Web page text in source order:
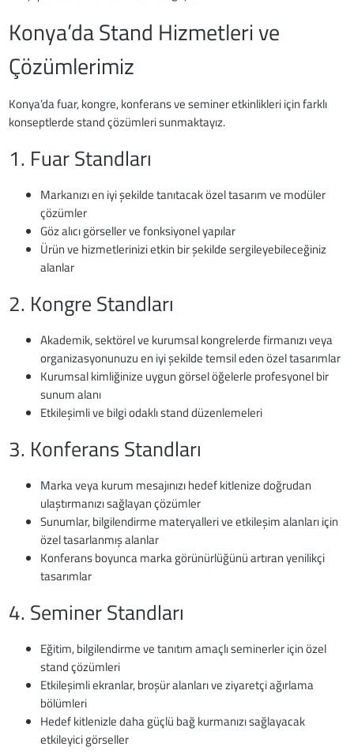
Konya’da Stand Hizmetleri ve
Çözümlerimiz
Konya’da fuar, kongre, konferans ve seminer etkinlikleri için farklı
konseptlerde stand çözümleri sunmaktayız.
1. Fuar Standları
Markanızı en iyi şekilde tanıtacak özel tasarım ve modüler
çözümler
Göz alıcı görseller ve fonksiyonel yapılar
Ürün ve hizmetlerinizi etkin bir şekilde sergileyebileceğiniz
alanlar
2. Kongre Standları
Akademik, sektörel ve kurumsal kongrelerde firmanızı veya
organizasyonunuzu en iyi şekilde temsil eden özel tasarımlar
Kurumsal kimliğinize uygun görsel öğelerle profesyonel bir
sunum alanı
Etkileşimli ve bilgi odaklı stand düzenlemeleri
3. Konferans Standları
Marka veya kurum mesajınızı hedef kitlenize doğrudan
ulaştırmanızı sağlayan çözümler
Sunumlar, bilgilendirme materyalleri ve etkileşim alanları için
özel tasarlanmış alanlar
Konferans boyunca marka görünürlüğünü artıran yenilikçi
tasarımlar
4. Seminer Standları
Eğitim, bilgilendirme ve tanıtım amaçlı seminerler için özel
stand çözümleri
Etkileşimli ekranlar, broşür alanları ve ziyaretçi ağırlama
bölümleri
Hedef kitlenizle daha güçlü bağ kurmanızı sağlayacak
etkileyici görseller